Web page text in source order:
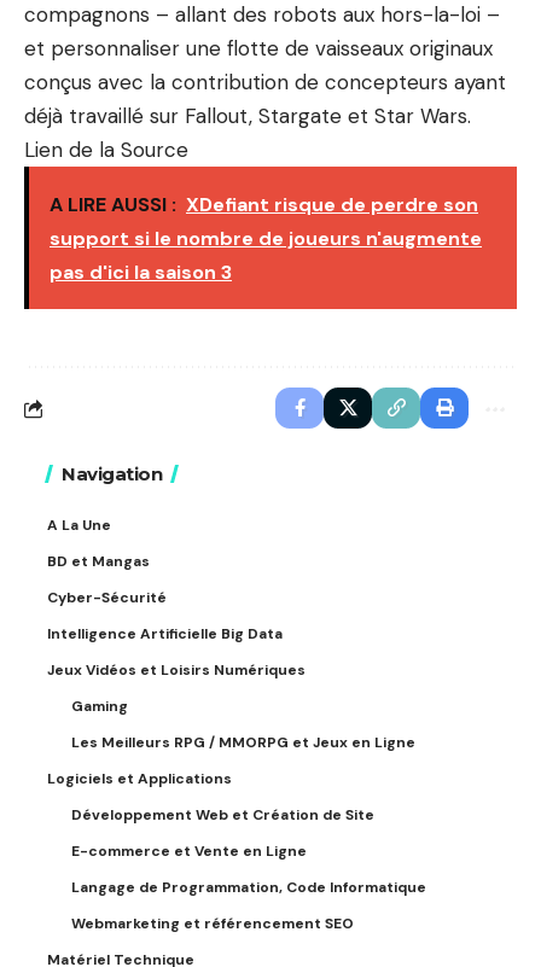
compagnons – allant des robots aux hors-la-loi –
et personnaliser une flotte de vaisseaux originaux
conçus avec la contribution de concepteurs ayant
déjà travaillé sur Fallout, Stargate et Star Wars.
Lien de la Source
A LIRE AUSSI : XDefiant risque de perdre son
support si le nombre de joueurs n'augmente
pas d'ici la saison 3
Navigation
A La Une
BD et Mangas
Cyber-Sécurité
Intelligence Artificielle Big Data
Jeux Vidéos et Loisirs Numériques
Gaming
Les Meilleurs RPG / MMORPG et Jeux en Ligne
Logiciels et Applications
Développement Web et Création de Site
E-commerce et Vente en Ligne
Langage de Programmation, Code Informatique
Webmarketing et référencement SEO
Matériel Technique